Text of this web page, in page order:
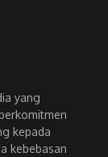
yang
kepada
kebebasan